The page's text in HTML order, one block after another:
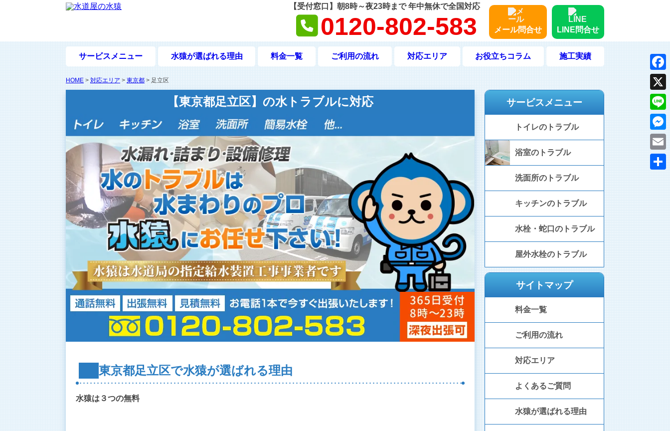
【受付窓口】朝8時～夜23時まで 年中無休で全国対応
0120-802-583 メール問合せ LINE問合せ
サービスメニュー 水猿が選ばれる理由 料金一覧 ご利用の流れ 対応エリア お役立ちコラム 施工実績
HOME > 対応エリア > 東京都 > 足立区
【東京都足立区】の水トラブルに対応
東京都足立区の水のトラブル・お困り事は水猿にお任せください！
東京都足立区で水猿が選ばれる理由
水猿は３つの無料
サービスメニュー
トイレのトラブル
浴室のトラブル
洗面所のトラブル
キッチンのトラブル
水栓・蛇口のトラブル
屋外水栓のトラブル
サイトマップ
料金一覧
ご利用の流れ
対応エリア
よくあるご質問
水猿が選ばれる理由
X
Line
Email